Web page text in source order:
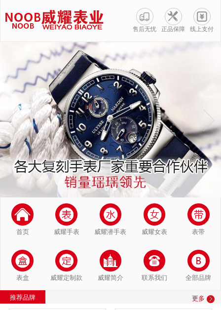
售后无忧 正品保障 线上支付
首页 威耀手表 威耀潜手表 威耀女表 表带
表盒 威耀定制款 威耀简介 联系我们 全部品牌
推荐品牌 更多